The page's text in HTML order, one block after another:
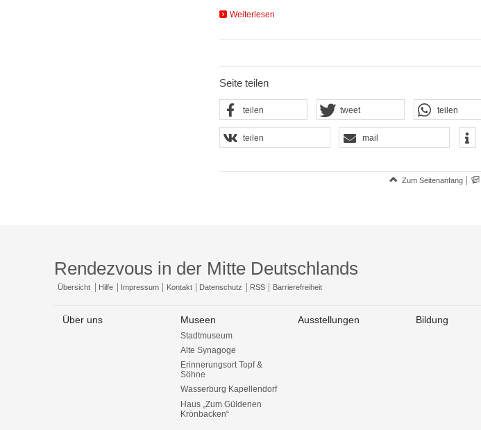
Weiterlesen
Seite teilen
teilen tweet teilen
teilen mail
Zum Seitenanfang
Rendezvous in der Mitte Deutschlands
Übersicht Hilfe Impressum Kontakt Datenschutz RSS Barrierefreiheit
Über uns Museen
Stadtmuseum
Alte Synagoge
Erinnerungsort Topf &
Söhne
Wasserburg Kapellendorf
Haus „Zum Güldenen
Krönbacken“
Ausstellungen Bildung